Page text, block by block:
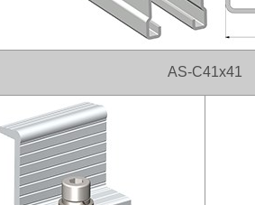
AS-C41x41